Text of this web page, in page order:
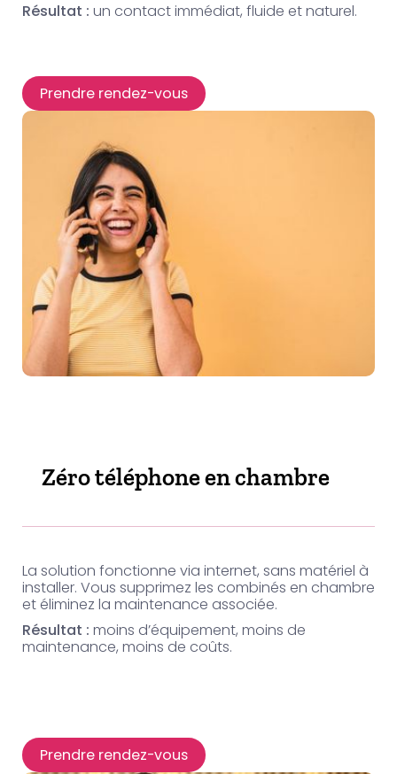
Résultat : un contact immédiat, fluide et naturel.
Prendre rendez-vous
Zéro téléphone en chambre
La solution fonctionne via internet, sans matériel à
installer. Vous supprimez les combinés en chambre
et éliminez la maintenance associée.
Résultat : moins d’équipement, moins de
maintenance, moins de coûts.
Prendre rendez-vous